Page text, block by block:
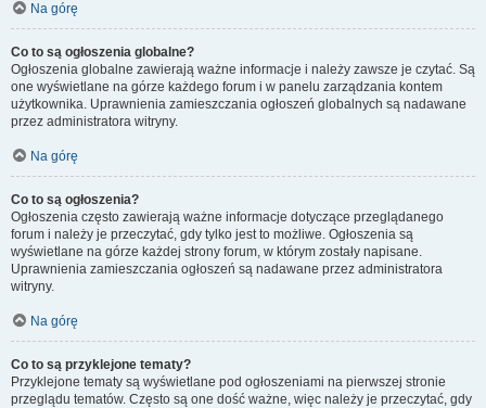
Na górę
Co to są ogłoszenia globalne?
Ogłoszenia globalne zawierają ważne informacje i należy zawsze je czytać. Są
one wyświetlane na górze każdego forum i w panelu zarządzania kontem
użytkownika. Uprawnienia zamieszczania ogłoszeń globalnych są nadawane
przez administratora witryny.
Na górę
Co to są ogłoszenia?
Ogłoszenia często zawierają ważne informacje dotyczące przeglądanego
forum i należy je przeczytać, gdy tylko jest to możliwe. Ogłoszenia są
wyświetlane na górze każdej strony forum, w którym zostały napisane.
Uprawnienia zamieszczania ogłoszeń są nadawane przez administratora
witryny.
Na górę
Co to są przyklejone tematy?
Przyklejone tematy są wyświetlane pod ogłoszeniami na pierwszej stronie
przeglądu tematów. Często są one dość ważne, więc należy je przeczytać, gdy